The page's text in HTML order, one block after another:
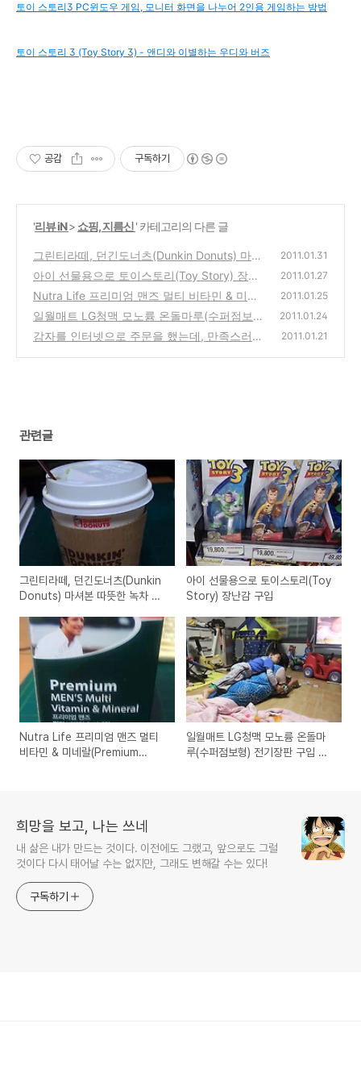
토이 스토리3 PC윈도우 게임, 모니터 화면을 나누어 2인용 게임하는 방법
토이 스토리 3 (Toy Story 3) - 앤디와 이별하는 우디와 버즈
공감 구독하기
'리뷰 iN> 쇼핑, 지름신' 카테고리의 다른 글
그린티라떼, 던긴도너츠(Dunkin Donuts) 마셔
본 따뜻한 녹차 음료
(0)
2011.01.31
아이 선물용으로 토이스토리(Toy Story) 장난
감 구입
(0)
2011.01.27
Nutra Life 프리미엄 맨즈 멀티 비타민 & 미네
랄(Premium Men's Multi Vitamin & Mineral)
인터넷으로 구입
(0)
2011.01.25
일월매트 LG청맥 모노륨 온돌마루(수퍼점보
형) 전기장판 구입 사용기
(4)
2011.01.24
감자를 인터넷으로 주문을 했는데, 만족스러운
2011.01.21
관련글
그린티라떼, 던긴도너츠(Dunkin
Donuts) 마셔본 따뜻한 녹차 음
아이 선물용으로 토이스토리(Toy
Story) 장난감 구입
Nutra Life 프리미엄 맨즈 멀티
비타민 & 미네랄(Premium
일월매트 LG청맥 모노륨 온돌마
루(수퍼점보형) 전기장판 구입 사
희망을 보고, 나는 쓰네
내 삶은 내가 만드는 것이다. 이전에도 그랬고, 앞으로도 그럴
것이다 다시 태어날 수는 없지만, 그래도 변해갈 수는 있다!
구독하기